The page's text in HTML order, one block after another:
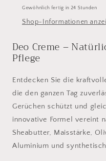
Gewöhnlich fertig in 24 Stunden
Shop-Informationen
Deo Creme –
Pflege
Entdecken Sie die
die den ganzen Tag
Gerüchen schützt und
innovative Formel vereint
Sheabutter, Maisstärke,
Aluminium und